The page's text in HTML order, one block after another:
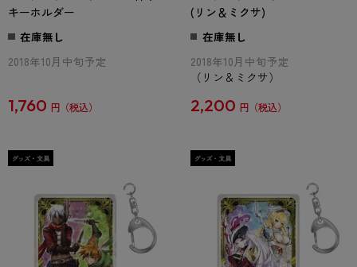
キーホルダー
在庫無し
2018年10月中旬予定
1,760 円
(リン＆ミクサ)
在庫無し
2018年10月中旬予定
（リン＆ミクサ）
2,200 円